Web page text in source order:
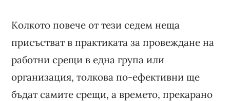
Колкото повече от тези седем неща
присъстват в практиката за провеждане на
работни срещи в една група или
организация, толкова по-ефективни ще
бъдат самите срещи, а времето, прекарано